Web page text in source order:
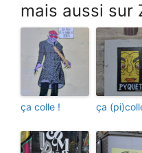
mais aussi sur
ça colle ! ça